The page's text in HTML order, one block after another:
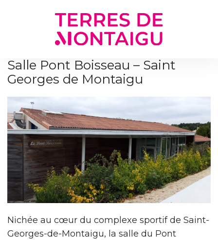
Salle Pont Boisseau – Saint
Georges de Montaigu
Nichée au cœur du complexe sportif de Saint-
Georges-de-Montaigu, la salle du Pont